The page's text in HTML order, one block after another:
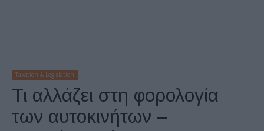
Taxation & Legislation
Τι αλλάζει στη φορολογία
των αυτοκινήτων –